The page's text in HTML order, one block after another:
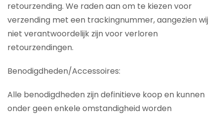
retourzending. We raden aan om te kiezen voor
verzending met een trackingnummer, aangezien wij
niet verantwoordelijk zijn voor verloren
retourzendingen.
Benodigdheden/Accessoires:
Alle benodigdheden zijn definitieve koop en kunnen
onder geen enkele omstandigheid worden